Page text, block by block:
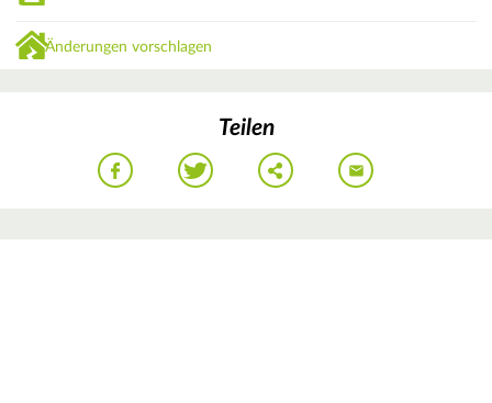
Änderungen vorschlagen
Teilen